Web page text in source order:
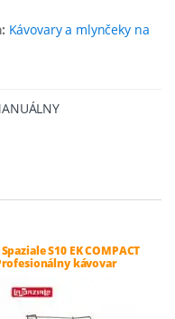
Kávovary a mlynčeky na
S10 EK COMPACT
kávovar